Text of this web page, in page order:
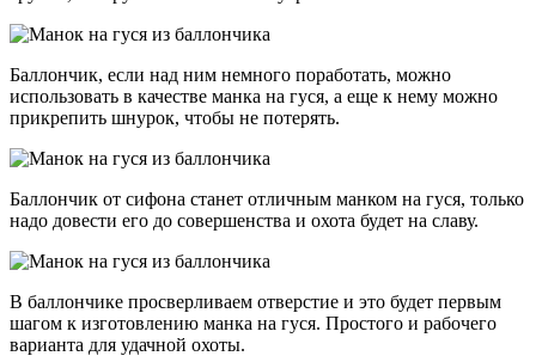
Баллончик, если над ним немного поработать, можно
использовать в качестве манка на гуся, а еще к нему можно
прикрепить шнурок, чтобы не потерять.
Баллончик от сифона станет отличным манком на гуся, только
надо довести его до совершенства и охота будет на славу.
В баллончике просверливаем отверстие и это будет первым
шагом к изготовлению манка на гуся. Простого и рабочего
варианта для удачной охоты.